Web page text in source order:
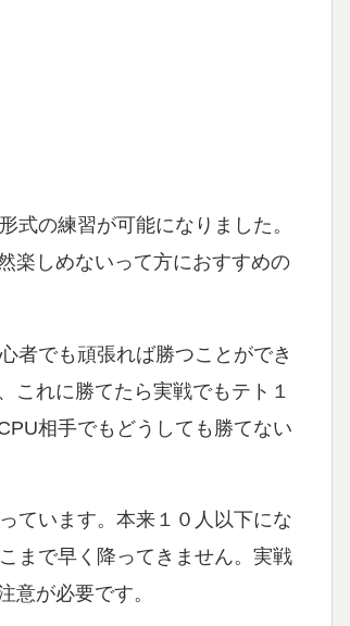
式の練習が可能になりました。
楽しめないって方におすすめの
者でも頑張れば勝つことができ
これに勝てたら実戦でもテト１
相手でもどうしても勝てない
ています。本来１０人以下にな
まで早く降ってきません。実戦
意が必要です。